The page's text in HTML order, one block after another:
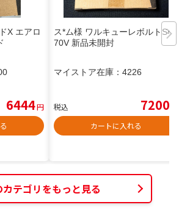
X エアロ
6444円
ス*ム様 ワルキューレボルトS4-
70V 新品未開封
マイストア在庫： 4226
税込 7200
カートに入れる
カテゴリをもっと見る